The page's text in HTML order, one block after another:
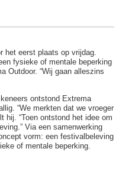
het eerst plaats op vrijdag.
fysieke of mentale beperking
Outdoor. “Wij gaan alleszins
ontstond Extrema
“We merkten dat we vroeger
hij. “Toen ontstond het idee om
Via een samenwerking
vorm: een festivalbeleving
of mentale beperking.